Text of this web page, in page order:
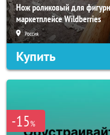
Нож роликовый для
маркетплейсе Wildberries
Россия
Купить
-15%